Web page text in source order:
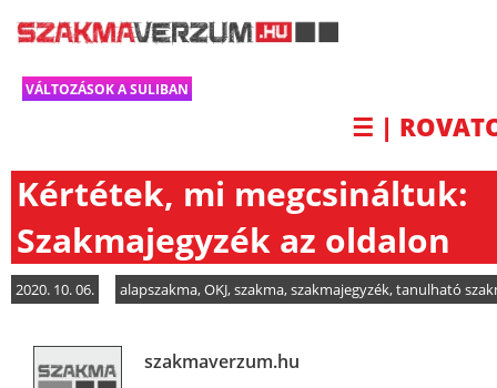
VÁLTOZÁSOK A SULIBAN
☰ |
Kértétek, mi megcsináltuk:
Szakmajegyzék az oldalon
2020. 10. 06. alapszakma,OKJ,szakma,szakmajegyzék,tanulható
szakmaverzum.hu